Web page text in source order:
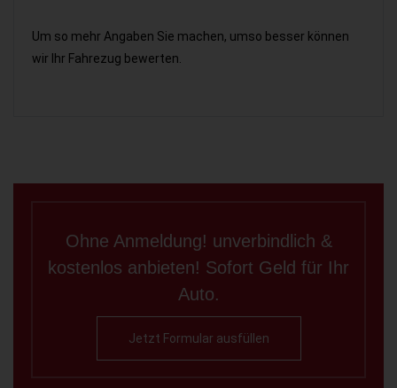
Um so mehr Angaben Sie machen, umso besser können
wir Ihr Fahrezug bewerten.
Ohne Anmeldung! unverbindlich &
kostenlos anbieten! Sofort Geld für Ihr
Auto.
Jetzt Formular ausfüllen